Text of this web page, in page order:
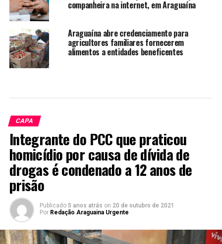
companheira na internet, em Araguaína
Araguaína abre credenciamento para
agricultores familiares fornecerem
alimentos a entidades beneficentes
CAPA
Integrante do PCC que praticou
homicídio por causa de dívida de
drogas é condenado a 12 anos de
prisão
Publicado 5 anos atrás on 20 de outubro de 2021
Por Redação Araguaina Urgente